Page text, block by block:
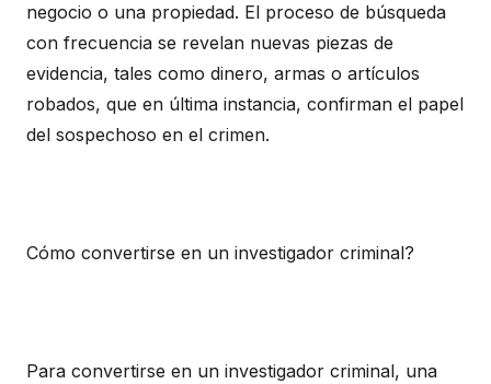
negocio o una propiedad. El proceso de búsqueda
con frecuencia se revelan nuevas piezas de
evidencia, tales como dinero, armas o artículos
robados, que en última instancia, confirman el papel
del sospechoso en el crimen.
Cómo convertirse en un investigador criminal?
Para convertirse en un investigador criminal, una